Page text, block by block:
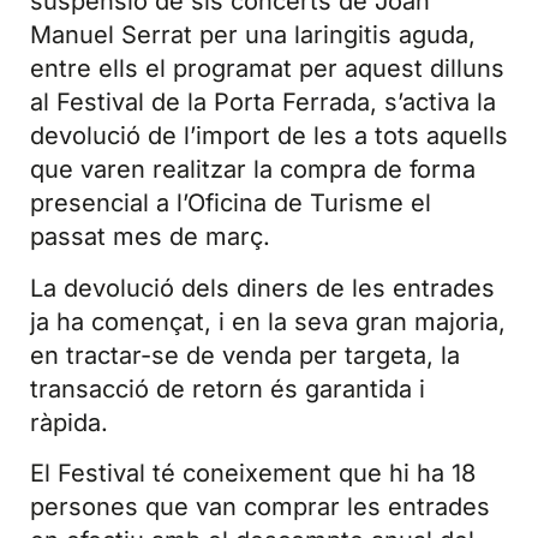
Manuel Serrat per una laringitis aguda,
entre ells el programat per aquest dilluns
al Festival de la Porta Ferrada, s’activa la
devolució de l’import de les a tots aquells
que varen realitzar la compra de forma
presencial a l’Oficina de Turisme el
passat mes de març.
La devolució dels diners de les entrades
ja ha començat, i en la seva gran majoria,
en tractar-se de venda per targeta, la
transacció de retorn és garantida i
ràpida.
El Festival té coneixement que hi ha 18
persones que van comprar les entrades